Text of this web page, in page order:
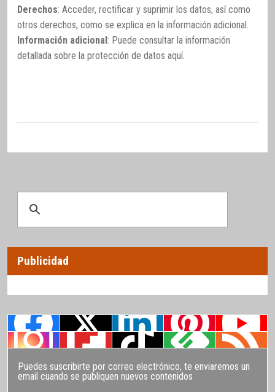
Derechos: Acceder, rectificar y suprimir los datos, así como
otros derechos, como se explica en la información adicional.
Información adicional : Puede consultar la información
detallada sobre la protección de datos aquí.
Publicidad
Puedes suscribirte por correo electrónico, te enviaremos un
email cuando se publiquen nuevos contenidos